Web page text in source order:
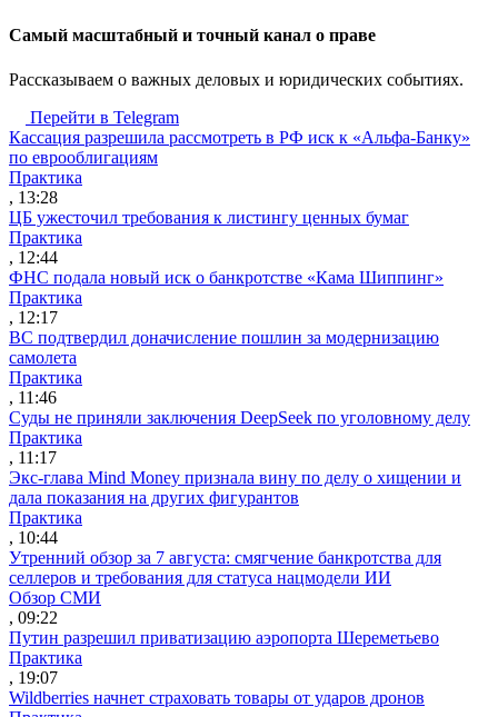
Cамый масштабный и точный канал о праве
Рассказываем о важных деловых и юридических событиях.
Перейти в Telegram
Кассация разрешила рассмотреть в РФ иск к «Альфа-Банку»
по еврооблигациям
Практика
, 13:28
ЦБ ужесточил требования к листингу ценных бумаг
Практика
, 12:44
ФНС подала новый иск о банкротстве «Кама Шиппинг»
Практика
, 12:17
ВС подтвердил доначисление пошлин за модернизацию
самолета
Практика
, 11:46
Суды не приняли заключения DeepSeek по уголовному делу
Практика
, 11:17
Экс-глава Mind Money признала вину по делу о хищении и
дала показания на других фигурантов
Практика
, 10:44
Утренний обзор за 7 августа: смягчение банкротства для
селлеров и требования для статуса нацмодели ИИ
Обзор СМИ
, 09:22
Путин разрешил приватизацию аэропорта Шереметьево
Практика
, 19:07
Wildberries начнет страховать товары от ударов дронов